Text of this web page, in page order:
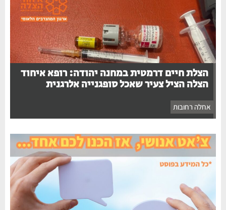
הצלת חיים דרמטית במחנה יהודה: רופא איחוד
הצלה הציל צעיר שאכל סופגנייה אלרגנית
אחלה רחובות